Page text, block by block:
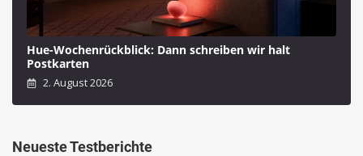
Hue-Wochenrückblick: Dann schreiben wir halt
Postkarten
2. August 2026
Neueste Testberichte